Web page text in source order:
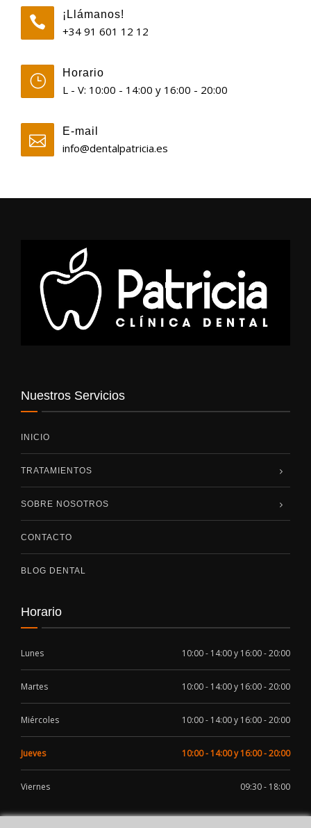
¡Llámanos!
+34 91 601 12 12
Horario
L - V: 10:00 - 14:00 y 16:00 - 20:00
E-mail
info@dentalpatricia.es
Nuestros Servicios
INICIO
TRATAMIENTOS
SOBRE NOSOTROS
CONTACTO
BLOG DENTAL
Horario
Lunes 10:00 - 14:00 y 16:00 - 20:00
Martes 10:00 - 14:00 y 16:00 - 20:00
Miércoles 10:00 - 14:00 y 16:00 - 20:00
Jueves 10:00 - 14:00 y 16:00 - 20:00
Viernes 09:30 - 18:00